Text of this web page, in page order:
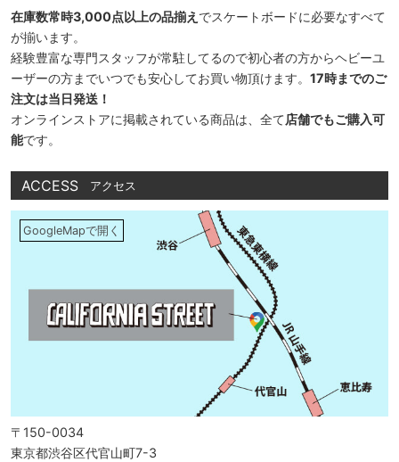
在庫数常時3,000点以上の品揃え でスケートボードに必要なすべて
が揃います。
経験豊富な専門スタッフが常駐してるので初心者の方からヘビーユ
ーザーの方までいつでも安心してお買い物頂けます。 17時までのご
注文は当日発送！
オンラインストアに掲載されている商品は、全て店舗でもご購入可
能です。
ACCESS アクセス
GoogleMapで開く
〒150-0034
東京都渋谷区代官山町7-3